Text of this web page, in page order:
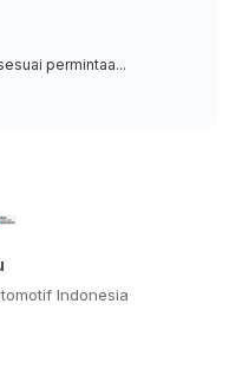
permintaa...
Indonesia